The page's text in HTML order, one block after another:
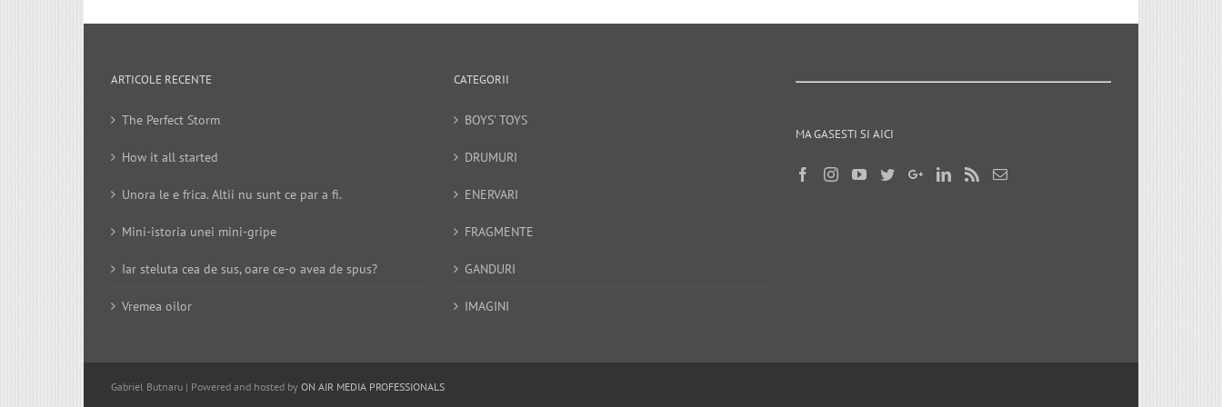
ARTICOLE RECENTE
The Perfect Storm
How it all started
Unora le e frica. Altii nu sunt ce par a fi.
Mini-istoria unei mini-gripe
Iar steluta cea de sus, oare ce-o avea de spus?
Vremea oilor
CATEGORII
BOYS’ TOYS
DRUMURI
ENERVARI
FRAGMENTE
GANDURI
IMAGINI
MA GASESTI SI AICI
Gabriel Butnaru | Powered and hosted by ON AIR MEDIA PROFESSIONALS